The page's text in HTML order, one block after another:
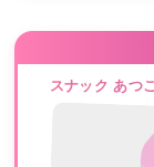
スナック あつ